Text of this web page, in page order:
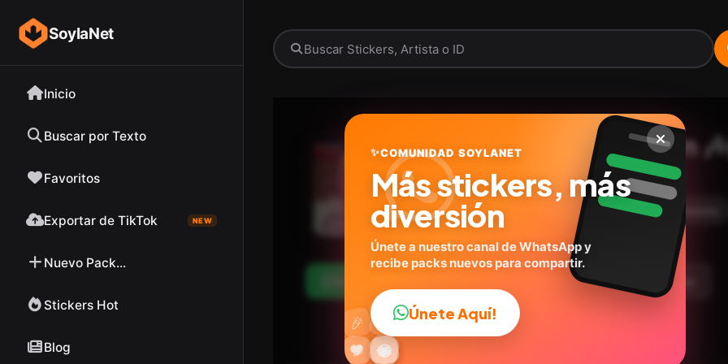
SoylaNet
Inicio
Buscar por Texto
Favoritos
Exportar de TikTok NEW
Nuevo Pack...
Stickers Hot
Blog
Fuera fuera depresión
@geysioystickers
18stickers Personas Expresiones
Agregar a favoritos
😎
😂
🔥
💬
❤️ ✨
🤩
😜
🎉 👍
✨COMUNIDAD SOYLANET
Más stickers, más
diversión
Únete a nuestro canal de WhatsApp y
recibe packs nuevos para compartir.
Únete Aquí!